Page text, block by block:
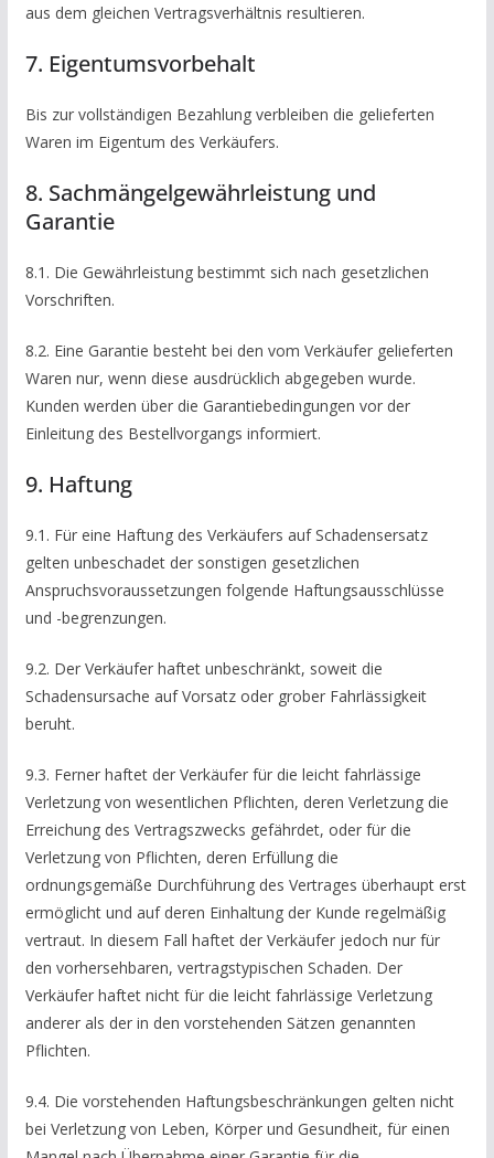
aus dem gleichen Vertragsverhältnis resultieren.
7. Eigentumsvorbehalt
Bis zur vollständigen Bezahlung verbleiben die gelieferten
Waren im Eigentum des Verkäufers.
8. Sachmängelgewährleistung und
Garantie
8.1. Die Gewährleistung bestimmt sich nach gesetzlichen
Vorschriften.
8.2. Eine Garantie besteht bei den vom Verkäufer gelieferten
Waren nur, wenn diese ausdrücklich abgegeben wurde.
Kunden werden über die Garantiebedingungen vor der
Einleitung des Bestellvorgangs informiert.
9. Haftung
9.1. Für eine Haftung des Verkäufers auf Schadensersatz
gelten unbeschadet der sonstigen gesetzlichen
Anspruchsvoraussetzungen folgende Haftungsausschlüsse
und -begrenzungen.
9.2. Der Verkäufer haftet unbeschränkt, soweit die
Schadensursache auf Vorsatz oder grober Fahrlässigkeit
beruht.
9.3. Ferner haftet der Verkäufer für die leicht fahrlässige
Verletzung von wesentlichen Pflichten, deren Verletzung die
Erreichung des Vertragszwecks gefährdet, oder für die
Verletzung von Pflichten, deren Erfüllung die
ordnungsgemäße Durchführung des Vertrages überhaupt erst
ermöglicht und auf deren Einhaltung der Kunde regelmäßig
vertraut. In diesem Fall haftet der Verkäufer jedoch nur für
den vorhersehbaren, vertragstypischen Schaden. Der
Verkäufer haftet nicht für die leicht fahrlässige Verletzung
anderer als der in den vorstehenden Sätzen genannten
Pflichten.
9.4. Die vorstehenden Haftungsbeschränkungen gelten nicht
bei Verletzung von Leben, Körper und Gesundheit, für einen